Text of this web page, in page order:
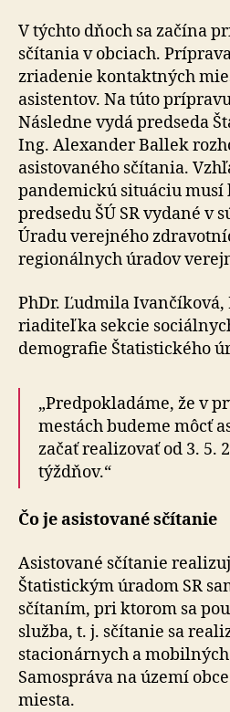
V týchto dňoch sa začína
sčítania v obciach.
zriadenie kontaktných
asistentov. Na túto
Následne vydá predseda
Ing. Alexander Ballek
asistovaného sčítania.
pandemickú situáciu musí
predsedu ŠÚ SR vydané v
Úradu verejného
regionálnych úradov
PhDr. Ľudmila Ivančíková,
riaditeľka sekcie
demografie Štatistického
„Predpokladáme, že v
mestách budeme môcť
začať realizovať od 3. 5.
týždňov.“
Čo je asistované sčítanie
Asistované sčítanie
Štatistickým úradom SR
sčítaním, pri ktorom sa
služba, t. j. sčítanie sa
stacionárnych a
Samospráva na území
miesta.